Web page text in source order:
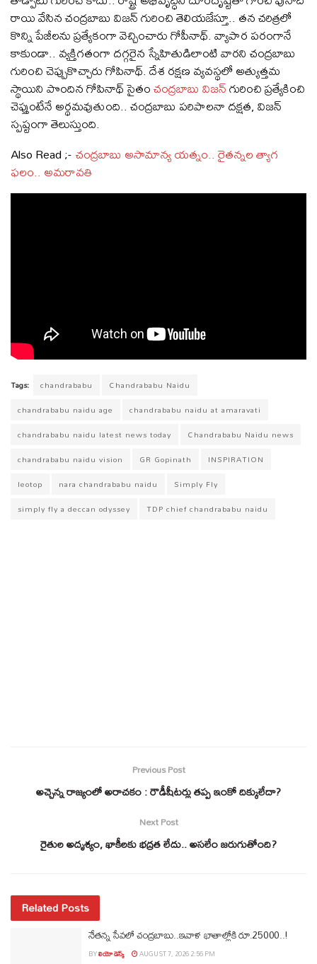
రాయి వేసిన చంద్రబాబు విజన్ గురించి తెలియజేస్తూ.. తన చరిత్రలో
కొన్ని పేజీలను ప్రత్యేకంగా వెచ్చించారు గోపీనాథ్. వ్యాపార పరంగానే
కాకుండా.. వ్యక్తిగతంగా దగ్గరైన స్నేహితుడిలాంటి వారని చంద్రబాబు
గురించి చెప్పుకొచ్చారు గోపినాథ్. దేశ రక్షణ వ్యవస్థలో అత్యుత్తమ
స్థాయిని పొందిన గోపినాథ్ సైతంచంద్రబాబు విజన్గురించి ప్రత్యేకించి
చెప్తుంటేనే అర్థమవుతుంది.. చంద్రబాబు పరిపాలనా దక్షత, విజన్
స్పష్టంగా తెలుస్తుంది.
Also Read ;-చంద్రబాబు అసామాన్య యత్నం.. రైతన్నల త్యాగ
ఫలం.. అమరావతి
Tags: chandrababu
Chandrababu Naidu
chandrababu naidu age
chandrababu naidu at amaravati
chandrababu naidu latest news today
Chandrababu Naidu news
chandrababu naidu vision
GR Gopinath
INSPIRATION
leotop
nara chandrababu naidu
Simply Fly
simply fly a deccan odyssey
TDP chief chandrababu naidu
Previous Post
అచ్చెన్న రాజ్యంలో అరాచకం : రౌడీషీటర్లు తప్ప ఇంకో దిక్కులేదా?
Next Post
రైతుల అదృశ్యం, ఖాకీల‌కు భ‌ద్ర‌త లేదు.. అస‌లేం జ‌రుగుతోంది?
Related Posts
నేతన్న సేవలో చంద్రబాబు..ఇవాళ ఖాతాల్లోకి రూ.25000..!
BYలియో డెస్క్ AUGUST 7, 2026 2:56 PM